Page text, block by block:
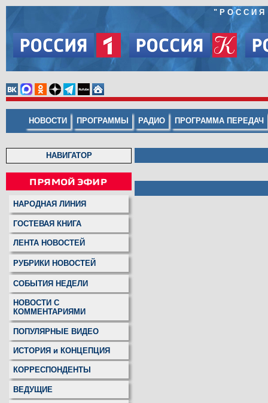
"
НОВОСТИ ПРОГРАММЫ РАДИО ПРОГРАММА ПЕРЕДАЧ
НАВИГАТОР
НАРОДНАЯ ЛИНИЯ
ГОСТЕВАЯ КНИГА
ЛЕНТА НОВОСТЕЙ
РУБРИКИ НОВОСТЕЙ
СОБЫТИЯ НЕДЕЛИ
НОВОСТИ С
КОММЕНТАРИЯМИ
ПОПУЛЯРНЫЕ ВИДЕО
ИСТОРИЯ и КОНЦЕПЦИЯ
КОРРЕСПОНДЕНТЫ
ВЕДУЩИЕ